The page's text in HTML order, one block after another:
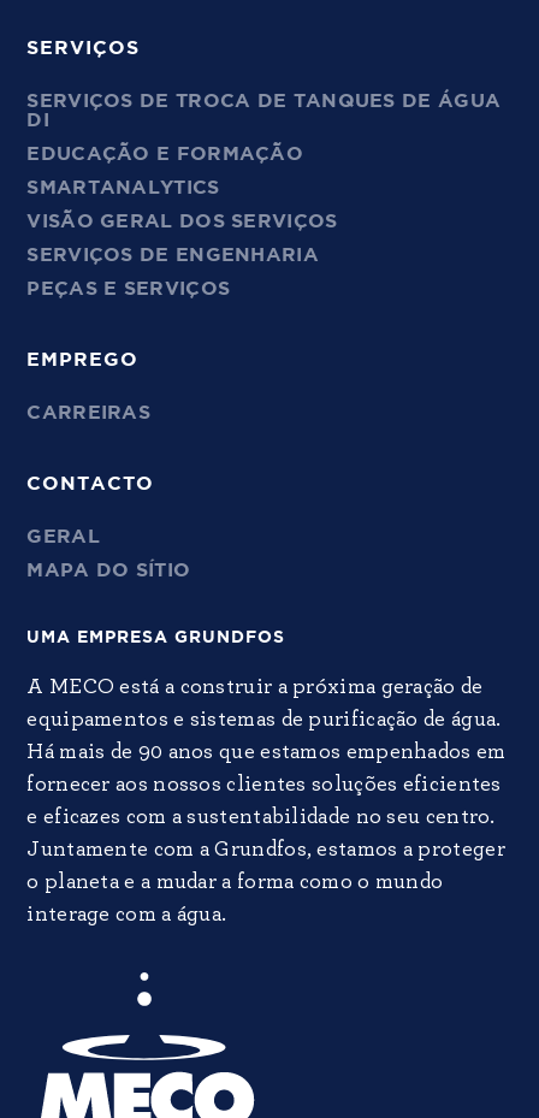
SERVIÇOS
SERVIÇOS DE TROCA DE TANQUES DE ÁGUA
DI
EDUCAÇÃO E FORMAÇÃO
SMARTANALYTICS
VISÃO GERAL DOS SERVIÇOS
SERVIÇOS DE ENGENHARIA
PEÇAS E SERVIÇOS
EMPREGO
CARREIRAS
CONTACTO
GERAL
MAPA DO SÍTIO
UMA EMPRESA GRUNDFOS
A MECO está a construir a próxima geração de
equipamentos e sistemas de purificação de água.
Há mais de 90 anos que estamos empenhados em
fornecer aos nossos clientes soluções eficientes
e eficazes com a sustentabilidade no seu centro.
Juntamente com a Grundfos, estamos a proteger
o planeta e a mudar a forma como o mundo
interage com a água.